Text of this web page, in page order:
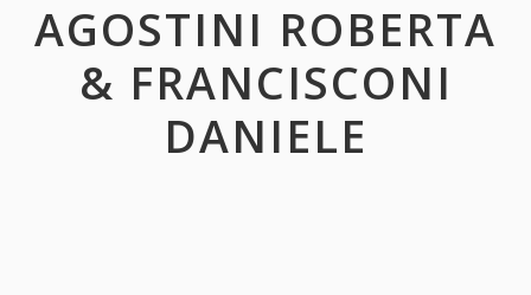
AGOSTINI ROBERTA
& FRANCISCONI
DANIELE